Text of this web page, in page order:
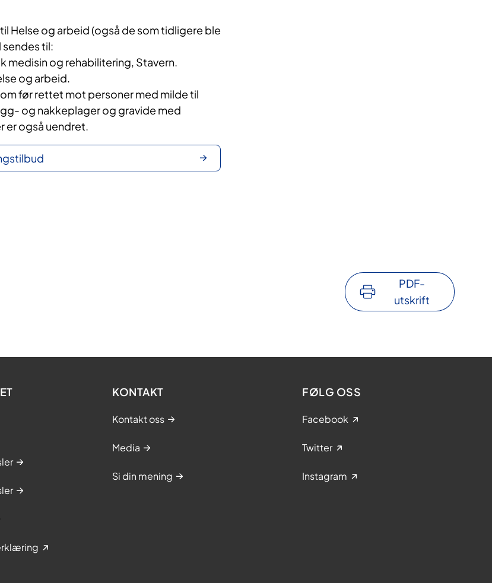
Helse og arbeid (også de som tidligere ble
sendes til:
medisin og rehabilitering, Stavern.
og arbeid.
før rettet mot personer med milde til
og nakkeplager og gravide med
er også uendret.
PDF-
utskrift
KONTAKT
Kontakt oss
Media
Si din mening
FØLG OSS
Facebook
Twitter
Instagram